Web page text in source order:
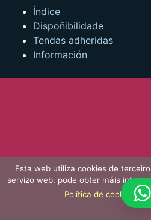
Índice
Dispoñibilidade
Tendas adheridas
Información
Esta web utiliza cookies de
servizo web, pode obter máis
Política de cookies.